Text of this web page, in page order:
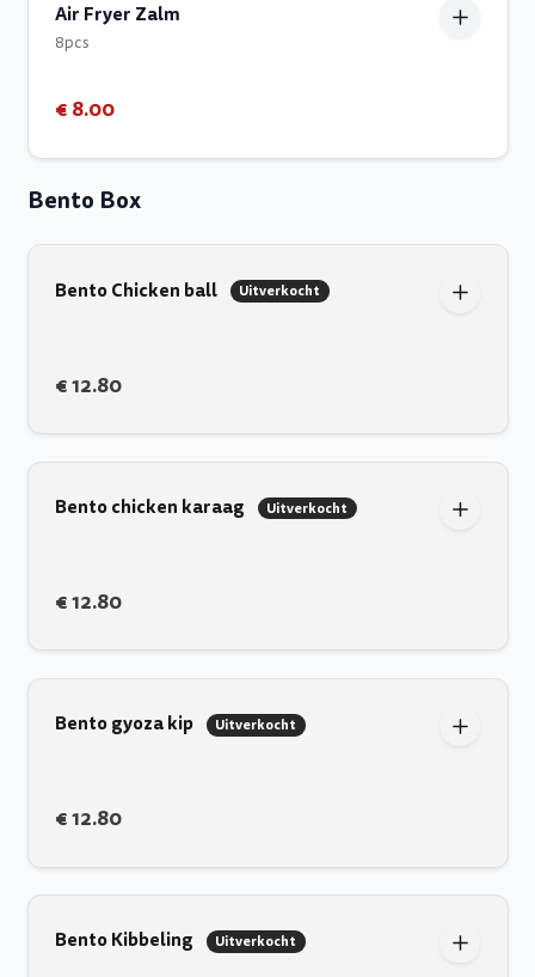
Air Fryer Zalm
8pcs
€ 8.00
Bento Box
Bento Chicken ball Uitverkocht
€ 12.80
Bento chicken karaag Uitverkocht
€ 12.80
Bento gyoza kip Uitverkocht
€ 12.80
Bento Kibbeling Uitverkocht